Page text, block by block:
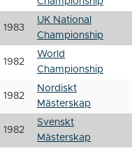
1983
UK National
Championship
1982
World
Championship
1982
Nordiskt
Mästerskap
1982
Svenskt
Mästerskap